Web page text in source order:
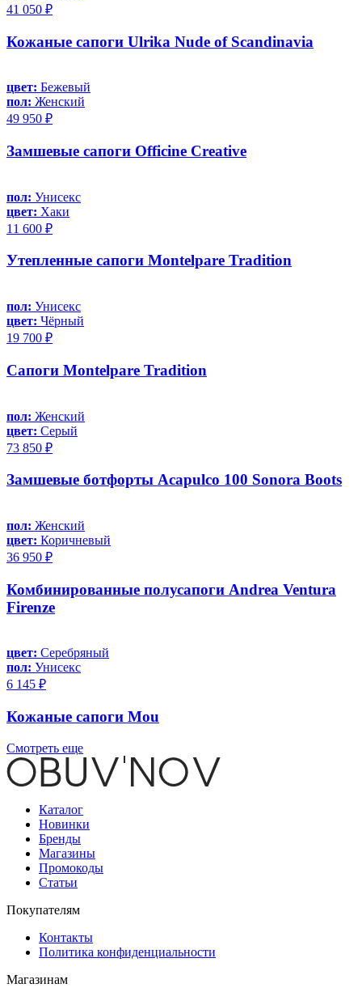
41 050 ₽
Кожаные сапоги Ulrika Nude of Scandinavia
цвет: Бежевый
пол: Женский
49 950 ₽
Замшевые сапоги Officine Creative
пол: Унисекс
цвет: Хаки
11 600 ₽
Утепленные сапоги Montelpare Tradition
пол: Унисекс
цвет: Чёрный
19 700 ₽
Сапоги Montelpare Tradition
пол: Женский
цвет: Серый
73 850 ₽
Замшевые ботфорты Acapulco 100 Sonora Boots
пол: Женский
цвет: Коричневый
36 950 ₽
Комбинированные полусапоги Andrea Ventura
Firenze
цвет: Серебряный
пол: Унисекс
6 145 ₽
Кожаные сапоги Mou
Смотреть еще
Каталог
Новинки
Бренды
Магазины
Промокоды
Статьи
Покупателям
Контакты
Политика конфиденциальности
Магазинам